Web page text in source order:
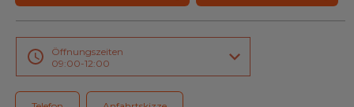
Leistungen
AngeboteÖffnungszeiten
09:00-12:00